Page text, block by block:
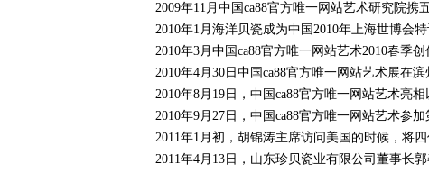
2009年11月中国ca88官方唯一网站艺术研究院
2010年1月海洋贝瓷成为中国2010年上海世博会
2010年3月中国ca88官方唯一网站艺术2010春季
2010年4月30日中国ca88官方唯一网站艺术展在
2010年8月19日，中国ca88官方唯一网站艺术亮
2010年9月27日，中国ca88官方唯一网站艺术参
2011年1月初，胡锦涛主席访问美国的时候，将
2011年4月13日，山东珍贝瓷业有限公司董事长